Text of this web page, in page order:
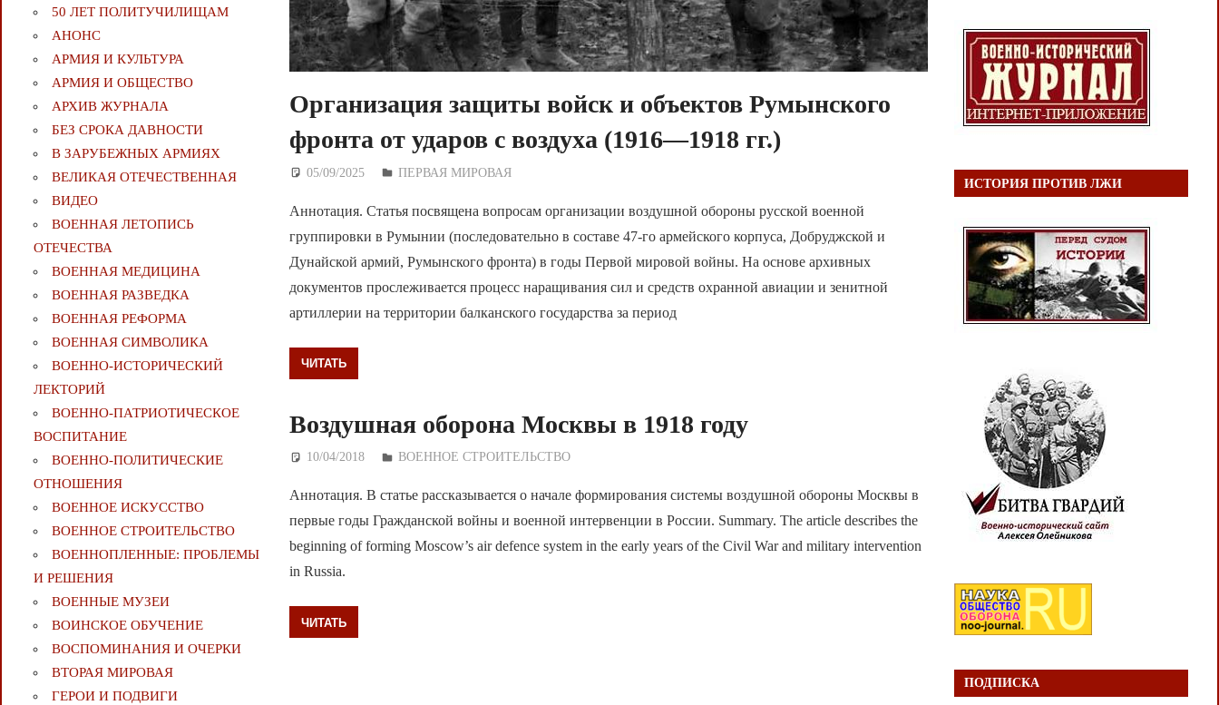
Организация защиты войск и объектов Румынского
фронта от ударов с воздуха (1916—1918 гг.)
05/09/2025 Дежурный по Редакции
ПЕРВАЯ МИРОВАЯ
Аннотация. Статья посвящена вопросам организации воздушной обороны русской военной
группировки в Румынии (последовательно в составе 47-го армейского корпуса, Добруджской и
Дунайской армий, Румынского фронта) в годы Первой мировой войны. На основе архивных
документов прослеживается процесс наращивания сил и средств охранной авиации и зенитной
артиллерии на территории балканского государства за период
ЧИТАТЬ
Воздушная оборона Москвы в 1918 году
10/04/2018 Дежурный по Редакции
ВОЕННОЕ СТРОИТЕЛЬСТВО
Аннотация. В статье рассказывается о начале формирования системы воздушной обороны Москвы в
первые годы Гражданской войны и военной интервенции в России. Summary. The article describes the
beginning of forming Moscow’s air defence system in the early years of the Civil War and military intervention
in Russia.
ЧИТАТЬ
50 ЛЕТ ПОЛИТУЧИЛИЩАМ
АНОНС
АРМИЯ И КУЛЬТУРА
АРМИЯ И ОБЩЕСТВО
АРХИВ ЖУРНАЛА
БЕЗ СРОКА ДАВНОСТИ
В ЗАРУБЕЖНЫХ АРМИЯХ
ВЕЛИКАЯ ОТЕЧЕСТВЕННАЯ
ВИДЕО
ВОЕННАЯ ЛЕТОПИСЬ
ОТЕЧЕСТВА
ВОЕННАЯ МЕДИЦИНА
ВОЕННАЯ РАЗВЕДКА
ВОЕННАЯ РЕФОРМА
ВОЕННАЯ СИМВОЛИКА
ВОЕННО-ИСТОРИЧЕСКИЙ
ЛЕКТОРИЙ
ВОЕННО-ПАТРИОТИЧЕСКОЕ
ВОСПИТАНИЕ
ВОЕННО-ПОЛИТИЧЕСКИE
ОТНОШЕНИЯ
ВОЕННОЕ ИСКУССТВО
ВОЕННОЕ СТРОИТЕЛЬСТВО
ВОЕННОПЛЕННЫЕ: ПРОБЛЕМЫ
И РЕШЕНИЯ
ВОЕННЫЕ МУЗЕИ
ВОИНСКОЕ ОБУЧЕНИЕ
ВОСПОМИНАНИЯ И ОЧЕРКИ
ВТОРАЯ МИРОВАЯ
ГЕРОИ И ПОДВИГИ
ИСТОРИЯ ПРОТИВ ЛЖИ
ПОДПИСКА